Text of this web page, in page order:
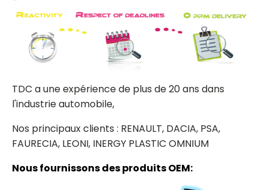
TDC a une expérience de plus de 20 ans dans
l'industrie automobile,
Nos principaux clients : RENAULT, DACIA, PSA,
FAURECIA, LEONI, INERGY PLASTIC OMNIUM
Nous fournissons des produits OEM: